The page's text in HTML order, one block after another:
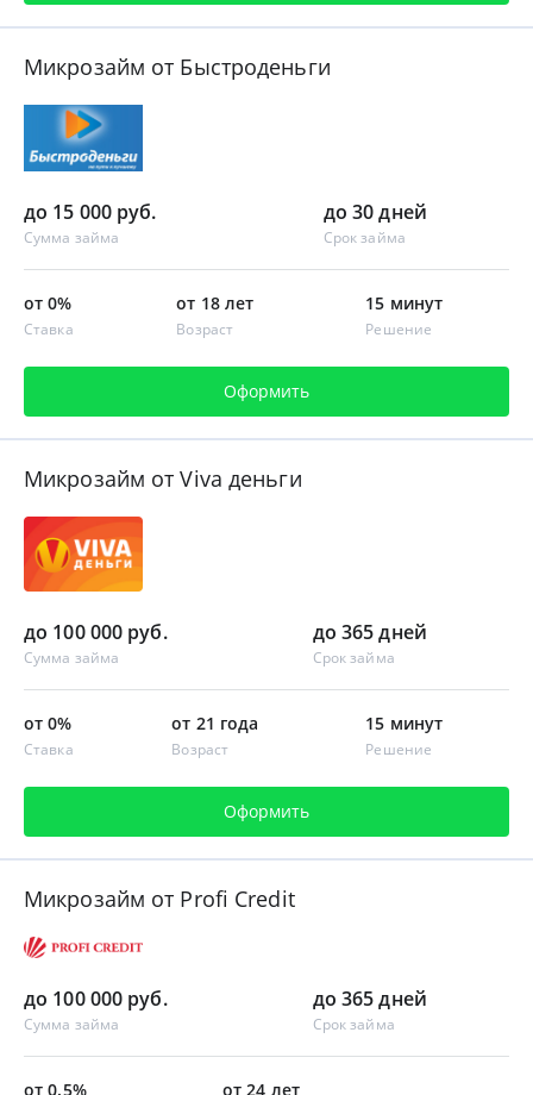
Микрозайм от Быстроденьги
до 15 000 руб.
Сумма займа
до 30 дней
Срок займа
от 0%
Ставка
от 18 лет
Возраст
15 минут
Решение
Оформить
Микрозайм от Viva деньги
до 100 000 руб.
Сумма займа
до 365 дней
Срок займа
от 0%
Ставка
от 21 года
Возраст
15 минут
Решение
Оформить
Микрозайм от Profi Credit
до 100 000 руб.
Сумма займа
до 365 дней
Срок займа
от 0.5% от 24 лет